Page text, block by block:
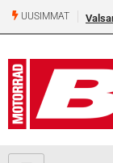
UUSIMMAT